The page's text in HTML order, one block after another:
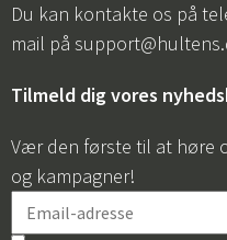
Du kan kontakte os på
mail på
Tilmeld dig vores
Vær den første til at høre
og kampagner!